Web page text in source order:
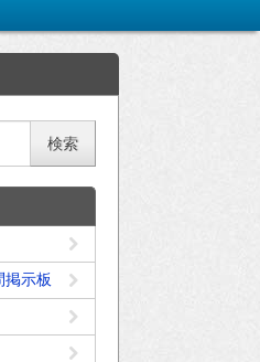
掲示板